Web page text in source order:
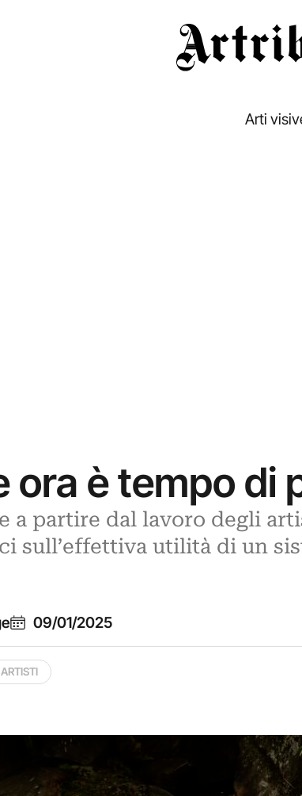
Arti
ora è tempo
a partire dal lavoro degli
sull’effettiva utilità di un
09/01/2025
ARTISTI